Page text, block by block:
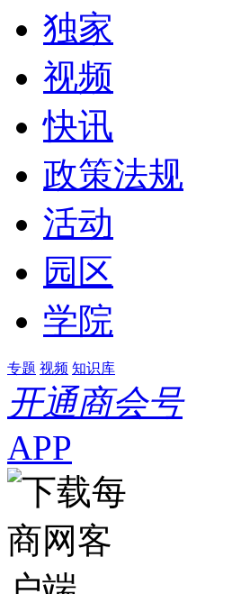
独家
视频
快讯
政策法规
活动
园区
学院
专题 视频 知识库
开通商会号
APP